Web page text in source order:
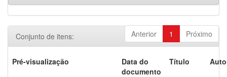
Anterior 1 Próximo
Conjunto de itens:
Pré-visualização
Data do
documento
Título